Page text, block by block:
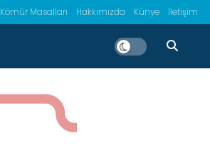
Kömür Masalları Hakkımızda Künye İletişim